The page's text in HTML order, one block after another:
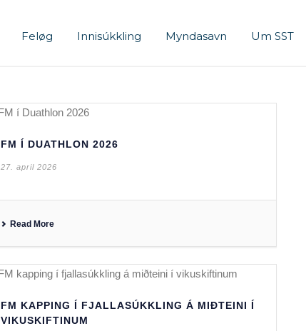
Feløg Innisúkkling Myndasavn Um SST
FM Í DUATHLON 2026
27. april 2026
Read More
FM KAPPING Í FJALLASÚKKLING Á MIÐTEINI Í
VIKUSKIFTINUM